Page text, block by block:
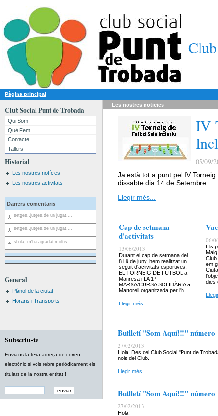
Pàgina principal
Club Social Punt de Trobada
Qui Som
Què Fem
Contacte
Tallers
Historial
Les nostres notícies
Les nostres activitats
Darrers comentaris
setges,,jutges,de un jugat,...
setges,,jutges,de un jugat,...
shola, m'ha agradat moltis...
General
Plànol de la ciutat
Horaris i Transports
Subscriu-te
Envia'ns la teva adreça de correu
electrònic si vols rebre periòdicament els
titulars de la nostra entitat !
Les nostres noticies
IV
05/09/
Ja està tot a punt pel IV
dissabte dia 14 de Setembre.
Llegir més...
Cap de setmana
d'activitats
13/06/2013
Durant el cap de setmana del
8 i 9 de juny, hem realitzat un
seguit d'activitats esportives;
EL TORNEIG DE FUTBOL a
Manresa i LA 1ª
MARXA/CURSA SOLIDÀRIA a
Martorell organitzada per l'h...
Llegir més...
06/
Els
Club
em
dies
Butlletí "Som Aquí!!!" número
27/02/2013
Hola! Des del Club Social "Punt de
nois del Club.
Llegir més...
Butlletí "Som Aquí!!!" número
27/02/2013
Hola!